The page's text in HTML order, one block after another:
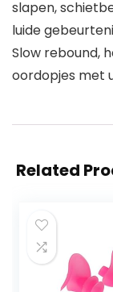
slapen,
luide
Slow rebound,
oordopjes met
Related